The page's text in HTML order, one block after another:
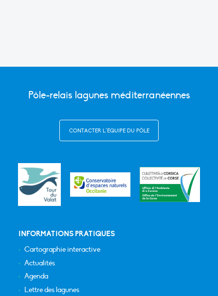
Pôle-relais lagunes méditerranéennes
CONTACTER L’ÉQUIPE DU PÔLE
INFORMATIONS PRATIQUES
Cartographie interactive
Actualités
Agenda
Lettre des lagunes